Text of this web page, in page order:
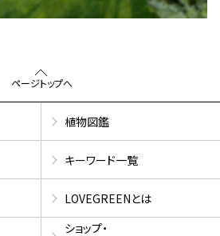
ページトップへ
植物図鑑
キーワード一覧
LOVEGREENとは
ショップ・